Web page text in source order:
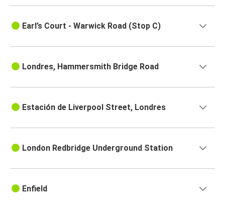
Earl’s Court - Warwick Road (Stop C)
Londres, Hammersmith Bridge Road
Estación de Liverpool Street, Londres
London Redbridge Underground Station
Enfield